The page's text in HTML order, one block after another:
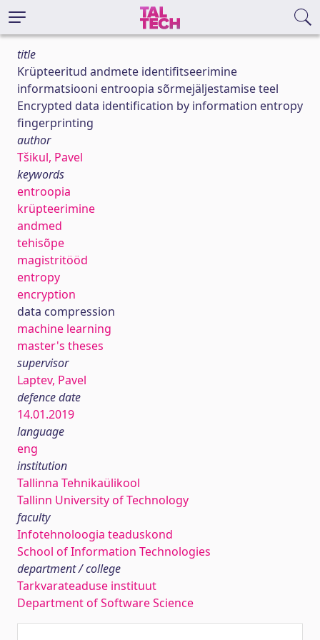
title
Krüpteeritud andmete identifitseerimine
informatsiooni entroopia sõrmejäljestamise teel
Encrypted data identification by information entropy
fingerprinting
author
Tšikul, Pavel
keywords
entroopia
krüpteerimine
andmed
tehisõpe
magistritööd
entropy
encryption
data compression
machine learning
master's theses
supervisor
Laptev, Pavel
defence date
14.01.2019
language
eng
institution
Tallinna Tehnikaülikool
Tallinn University of Technology
faculty
Infotehnoloogia teaduskond
School of Information Technologies
department / college
Tarkvarateaduse instituut
Department of Software Science